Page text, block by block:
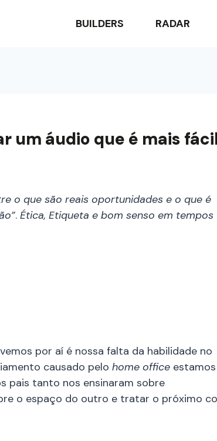
BUILDERS RADAR
um áudio que é mais
o que são reais oportunidades e o que é
. Ética, Etiqueta e bom senso em tempos
por aí é nossa falta da habilidade no
causado pelo home office estamos
pais tanto nos ensinaram sobre
o espaço do outro e tratar o próximo